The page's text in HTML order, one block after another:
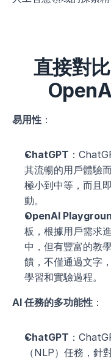
直接對
易用性 ：
ChatGPT ：
其流暢的用戶體驗
極小到中等，而且
動。
OpenAI
板，根據用戶需求
中，但有豐富的教
饋，不僅通過文字
學習和實驗過程。
AI 任務的多功能性 ：
ChatGPT ：
（NLP）任務，針